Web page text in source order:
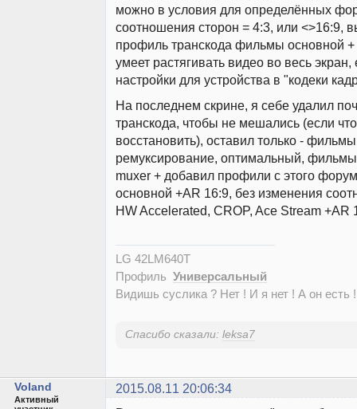
можно в условия для определённых
соотношения сторон = 4:3, или <>16:9,
профиль транскода фильмы основной
умеет растягивать видео во весь
настройки для устройства в "кодеки
На последнем скрине, я себе удалил
транскода, чтобы не мешались (если
восстановить), оставил только -
ремуксирование, оптимальный,
muxer + добавил профили с этого
основной +AR 16:9, без изменения
HW Accelerated, CROP, Ace Stream +AR
LG 42LM640T
Профиль Универсальный
Видишь суслика ? Нет ! И я нет ! А он есть
Спасибо сказали: leksa7
Voland 2015.08.11 20:06:34
Активный